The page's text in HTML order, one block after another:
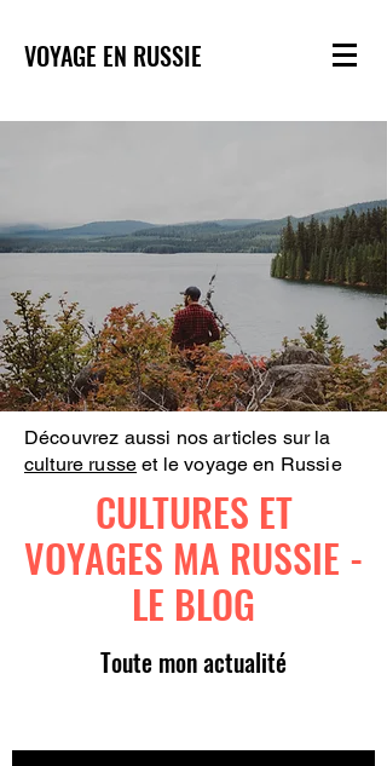
VOYAGE EN RUSSIE
Découvrez aussi nos articles sur la
culture russe et le voyage en Russie
CULTURES ET
VOYAGES MA RUSSIE -
LE BLOG
Toute mon actualité